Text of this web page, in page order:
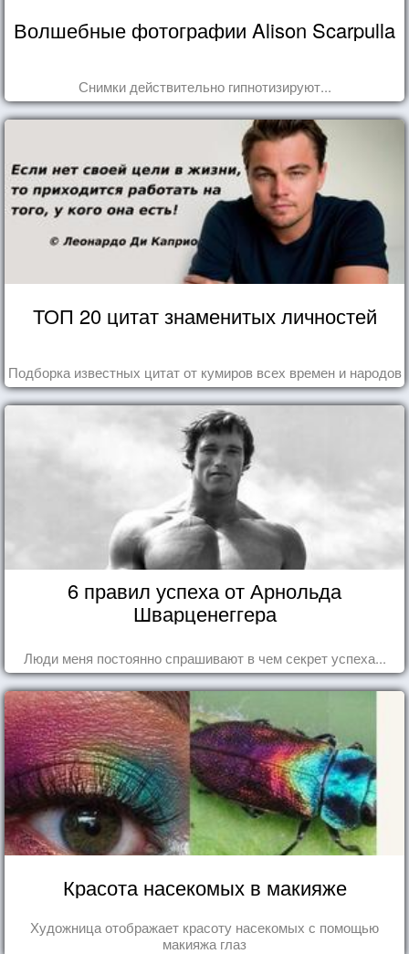
Волшебные фотографии Alison Scarpulla
Снимки действительно гипнотизируют...
ТОП 20 цитат знаменитых личностей
Подборка известных цитат от кумиров всех времен и народов
6 правил успеха от Арнольда
Шварценеггера
Люди меня постоянно спрашивают в чем секрет успеха...
Красота насекомых в макияже
Художница отображает красоту насекомых с помощью
макияжа глаз